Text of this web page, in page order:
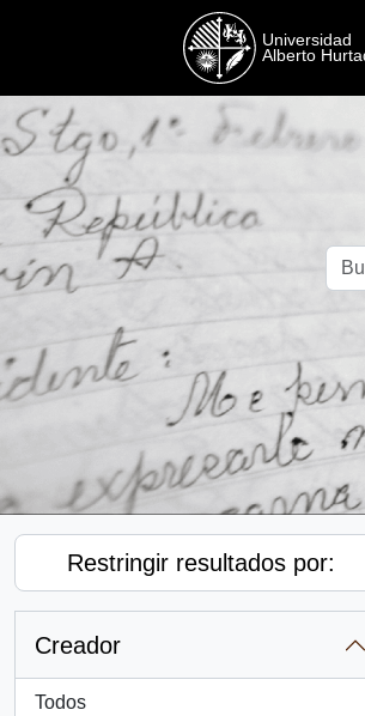
Restringir resultados por:
Creador
Todos